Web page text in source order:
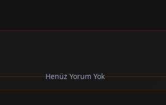
Henüz Yorum Yok